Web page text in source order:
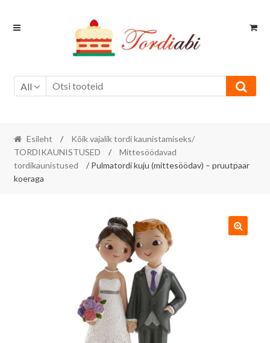
Skip
Skip
All
Esileht /
Kõik vajalik tordi kaunistamiseks/
TORDIKAUNISTUSED
/
Mittesöödavad
tordikaunistused
/ Pulmatordi kuju (mittesöödav) – pruutpaar
koeraga